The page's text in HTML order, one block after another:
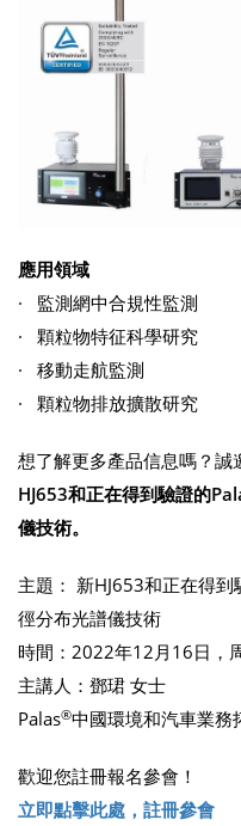
應用領域
· 監測網中合規性監測
· 顆粒物特征科學研究
· 移動走航監測
· 顆粒物排放擴散研究
想了解更多產品信息嗎？誠
HJ653和正在得到驗證的
儀技術。
主題： 新HJ653和正在得到
徑分布光譜儀技術
時間：2022年12月16日，
主講人：鄧珺 女士
Palas®中國環境和汽車業務
歡迎您註冊報名參會！
立即點擊此處，註冊參會